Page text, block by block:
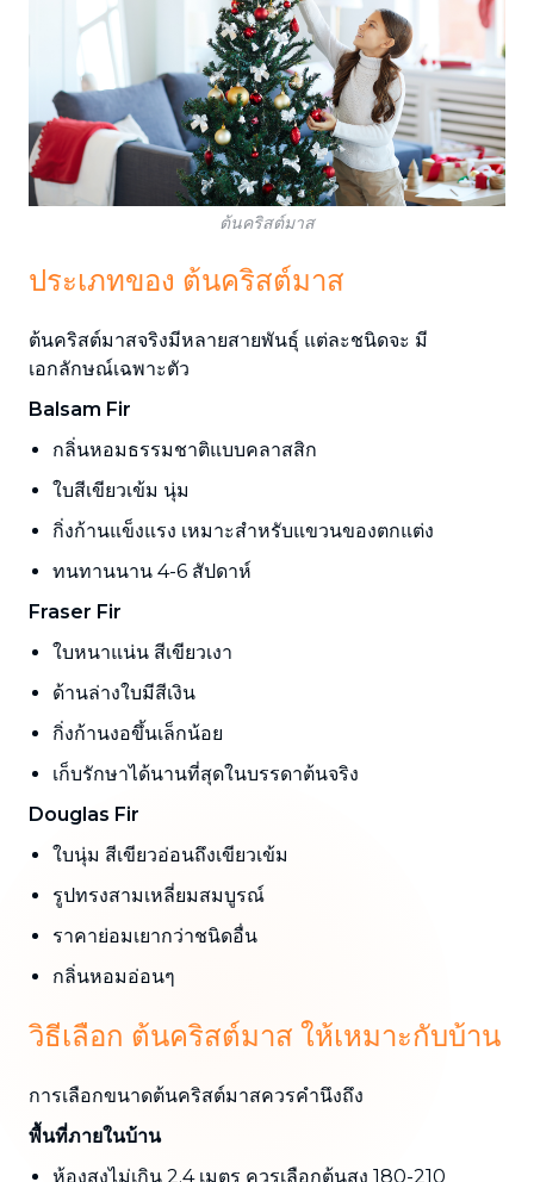
ต้นคริสต์มาส
ประเภทของ ต้นคริสต์มาส
ต้นคริสต์มาสจริงมีหลายสายพันธุ์ แต่ละชนิดจะ มี
เอกลักษณ์เฉพาะตัว
Balsam Fir
กลิ่นหอมธรรมชาติแบบคลาสสิก
ใบสีเขียวเข้ม นุ่ม
กิ่งก้านแข็งแรง เหมาะสำหรับแขวนของตกแต่ง
ทนทานนาน 4-6 สัปดาห์
Fraser Fir
ใบหนาแน่น สีเขียวเงา
ด้านล่างใบมีสีเงิน
กิ่งก้านงอขึ้นเล็กน้อย
เก็บรักษาได้นานที่สุดในบรรดาต้นจริง
Douglas Fir
ใบนุ่ม สีเขียวอ่อนถึงเขียวเข้ม
รูปทรงสามเหลี่ยมสมบูรณ์
ราคาย่อมเยากว่าชนิดอื่น
กลิ่นหอมอ่อนๆ
วิธีเลือก ต้นคริสต์มาส ให้เหมาะกับบ้าน
การเลือกขนาดต้นคริสต์มาสควรคำนึงถึง
พื้นที่ภายในบ้าน
ห้องสูงไม่เกิน 2.4 เมตร ควรเลือกต้นสูง 180-210